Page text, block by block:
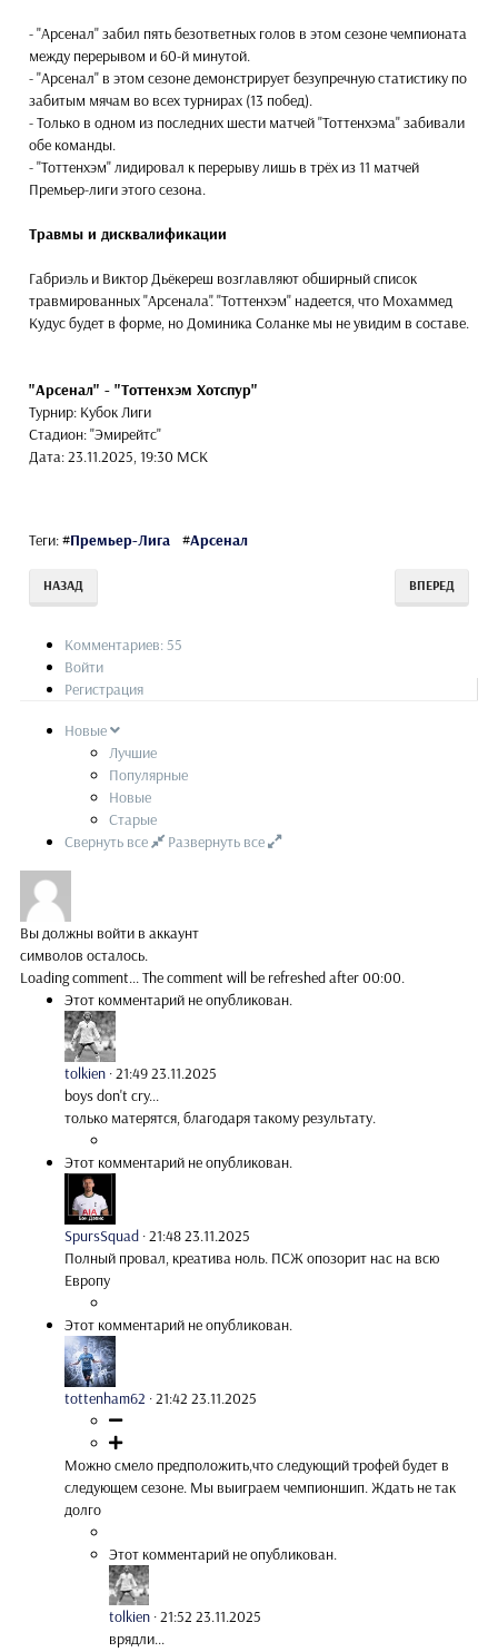
- "Арсенал" забил пять безответных голов в этом сезоне чемпионата
между перерывом и 60-й минутой.
- "Арсенал" в этом сезоне демонстрирует безупречную статистику по
забитым мячам во всех турнирах (13 побед).
- Только в одном из последних шести матчей "Тоттенхэма" забивали
обе команды.
- "Тоттенхэм" лидировал к перерыву лишь в трёх из 11 матчей
Премьер-лиги этого сезона.
Травмы и дисквалификации
Габриэль и Виктор Дьёкереш возглавляют обширный список
травмированных "Арсенала". "Тоттенхэм" надеется, что Мохаммед
Кудус будет в форме, но Доминика Соланке мы не увидим в составе.
"Арсенал" - "Тоттенхэм Хотспур"
Турнир: Кубок Лиги
Стадион: "Эмирейтс"
Дата: 23.11.2025, 19:30 МСК
Теги:#Премьер-Лига #Арсенал
НАЗАД ВПЕРЕД
Комментариев: 55
Войти
Регистрация
Новые
Лучшие
Популярные
Новые
Старые
Свернуть все
Развернуть все
Вы должны войти в аккаунт
символов осталось.
Loading comment...The comment will be refreshed after00:00.
Этот комментарий не опубликован.
tolkien ·21:49 23.11.2025
boys don't cry...
только матерятся, благодаря такому результату.
Этот комментарий не опубликован.
SpursSquad ·21:48 23.11.2025
Полный провал, креатива ноль. ПСЖ опозорит нас на всю
Европу
Этот комментарий не опубликован.
tottenham62 ·21:42 23.11.2025
Можно смело предположить,что следующий трофей будет в
следующем сезоне. Мы выиграем чемпионшип. Ждать не так
долго
Этот комментарий не опубликован.
tolkien ·21:52 23.11.2025
врядли...